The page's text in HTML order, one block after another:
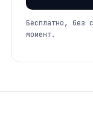
Бесплатно, без
момент.